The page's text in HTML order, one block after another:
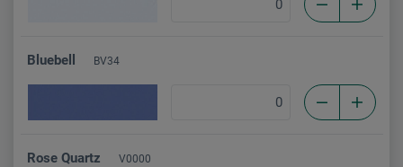
Bluebell BV34
Rose Quartz V0000